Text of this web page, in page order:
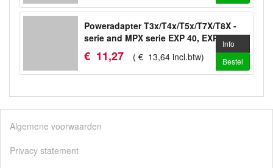
Poweradapter T3x/T4x/T5x/T7X/T8X -
serie and MPX serie EXP 40, EXP 50
€ 11,27 ( € 13,64 incl.btw)
Info
Bestel
Algemene voorwaarden
Privacy statement